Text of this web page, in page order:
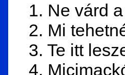
1. Ne várd
2. Mi
3. Te itt
4.